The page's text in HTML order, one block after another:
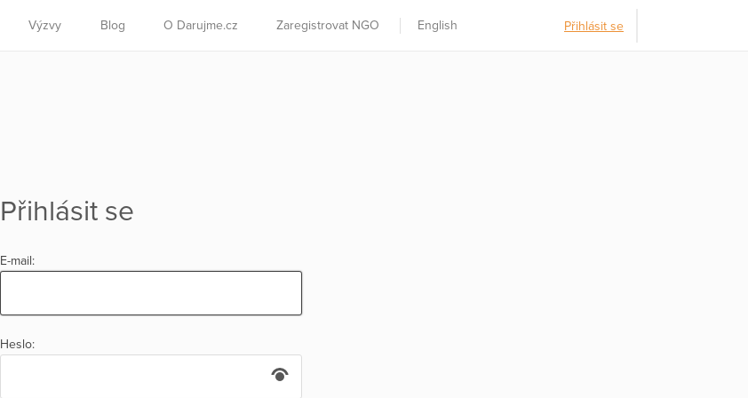
Výzvy Blog O Darujme.cz Zaregistrovat NGO English Přihlásit se
Přihlásit se
E-mail:
Heslo: